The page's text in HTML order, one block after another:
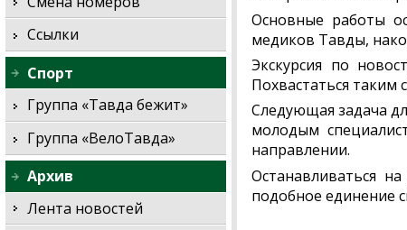
Основные работы
медиков Тавды,
Экскурсия по
Похвастаться
Следующая задача
молодым
направлении.
Останавливаться
подобное единение
Ссылки
Спорт
Группа «Тавда бежит»
Группа «ВелоТавда»
Архив
Лента новостей